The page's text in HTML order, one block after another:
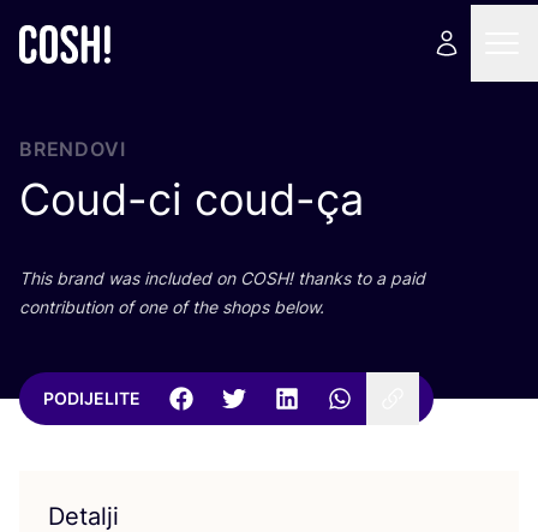
BRENDOVI
Coud-ci coud-ça
This brand was inclu­ded on COSH! than­ks to a paid
con­tri­bu­ti­on of one of the shops below.
PODIJELITE
Detalji